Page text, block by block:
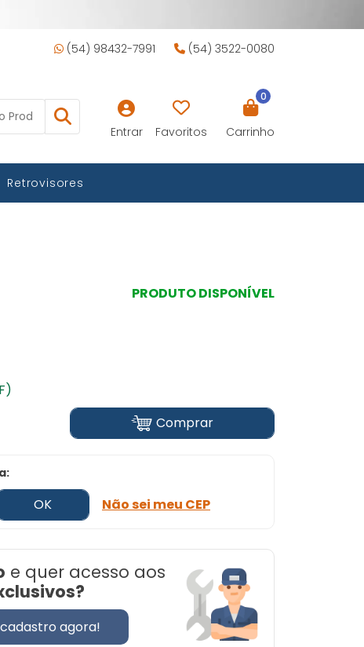
(54) 98432-7991 (54) 3522-0080
Entrar Favoritos
0
Carrinho
Retrovisores
PRODUTO DISPONÍVEL
Comprar
OK Não sei meu CEP
e quer acesso aos
agora!